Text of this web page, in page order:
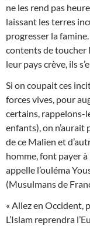
ne les rend pas
laissant les terres
progresser la
contents de toucher
leur pays crève, ils
Si on coupait ces
forces vives, pour
certains, rappelons-
enfants), on n’aurait
de ce Malien et
homme, font payer à
appelle l’ouléma
(Musulmans de
« Allez en Occident,
L’Islam reprendra